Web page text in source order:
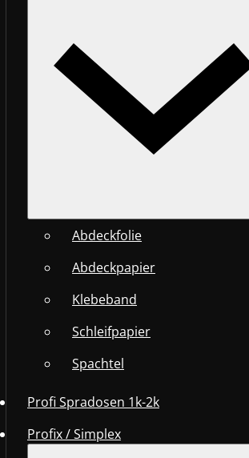
Abdeckfolie
Abdeckpapier
Klebeband
Schleifpapier
Spachtel
Profi Spradosen 1k-2k
Profix / Simplex